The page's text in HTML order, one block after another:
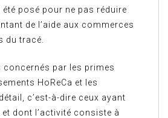
été posé pour ne pas réduire
de l’aide aux commerces
du tracé.
concernés par les primes
HoReCa et les
c’est-à-dire ceux ayant
et dont l’activité consiste à